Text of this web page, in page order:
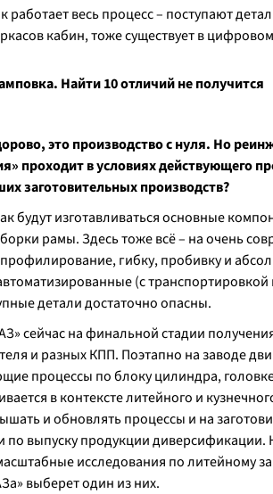
весь процесс – поступают
кабин, тоже существует в
Найти 10 отличий не получится
это производство с нуля. Но
проходит в условиях действующего
заготовительных производств?
будут изготавливаться основные
рамы. Здесь тоже всё – на очень
гибку, пробивку и
(с
детали достаточно опасны.
сейчас на финальной стадии
и разных КПП. Поэтапно на заводе
процессы по блоку цилиндра,
в контексте литейного и
и обновлять процессы и на
по выпуску продукции
исследования по литейному
выберет один из них.